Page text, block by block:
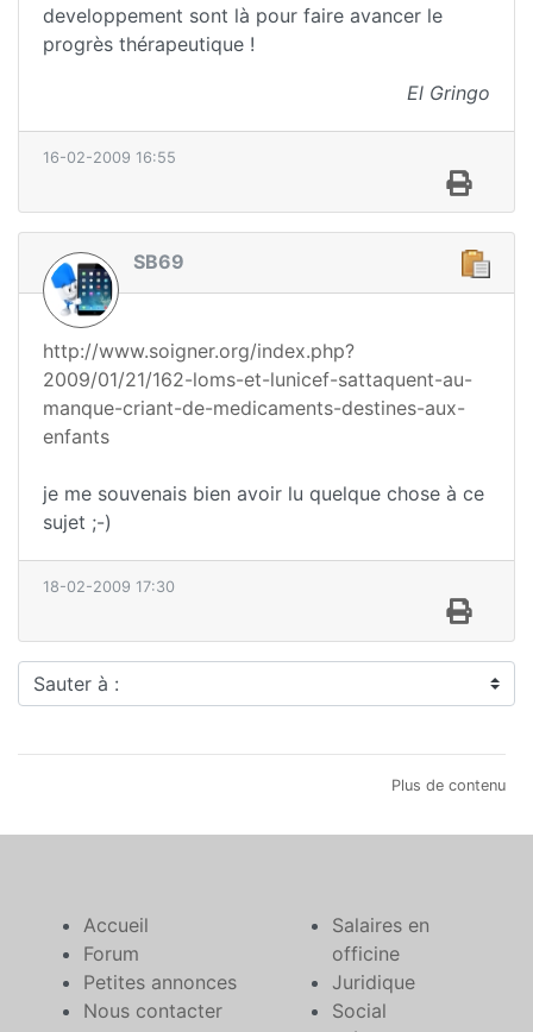
developpement sont là pour faire avancer le
progrès thérapeutique !
El Gringo
16-02-2009 16:55
SB69
http://www.soigner.org/index.php?
2009/01/21/162-loms-et-lunicef-sattaquent-au-
manque-criant-de-medicaments-destines-aux-
enfants
je me souvenais bien avoir lu quelque chose à ce
sujet ;-)
18-02-2009 17:30
Sauter à :
Plus de contenu
Accueil
Forum
Petites annonces
Nous contacter
Salaires en
officine
Juridique
Social